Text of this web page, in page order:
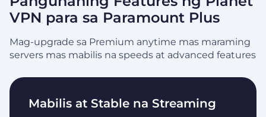
VPN para sa Paramount Plus
Mag-upgrade sa Premium anytime mas maraming
servers mas mabilis na speeds at advanced features
Mabilis at Stable na Streaming